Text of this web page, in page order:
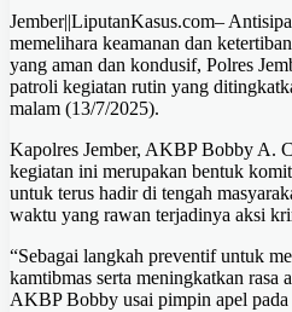
Jember||LiputanKasus.com–
memelihara keamanan dan
yang aman dan kondusif, Polres
patroli kegiatan rutin yang
malam (13/7/2025).
Kapolres Jember, AKBP Bobby A.
kegiatan ini merupakan bentuk
untuk terus hadir di tengah
waktu yang rawan terjadinya aksi
“Sebagai langkah preventif untuk
kamtibmas serta meningkatkan rasa
AKBP Bobby usai pimpin apel pada